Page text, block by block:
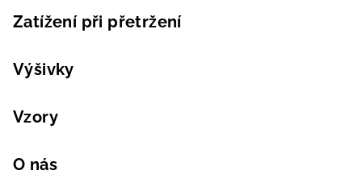
Zatížení při přetržení
Výšivky
Vzory
O nás